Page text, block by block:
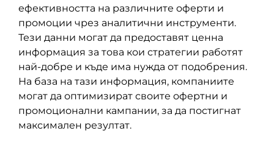
ефективността на различните оферти и
промоции чрез аналитични инструменти.
Тези данни могат да предоставят ценна
информация за това кои стратегии работят
най-добре и къде има нужда от подобрения.
На база на тази информация, компаниите
могат да оптимизират своите офертни и
промоционални кампании, за да постигнат
максимален резултат.